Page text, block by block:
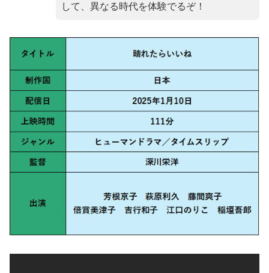
して、異なる時代を体験でるぞ！